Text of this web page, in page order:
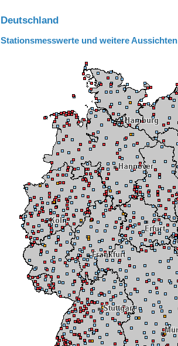
Deutschland
Stationsmesswerte und weitere Aussichten